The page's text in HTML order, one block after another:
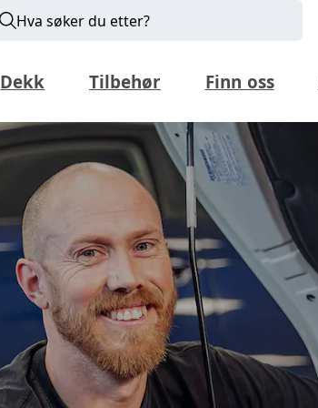
Hva søker du etter?
Dekk Tilbehør Finn oss